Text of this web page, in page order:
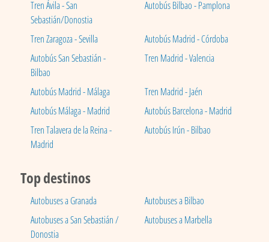
Tren Ávila - San
Sebastián/Donostia
Autobús Bilbao - Pamplona
Tren Zaragoza - Sevilla
Autobús Madrid - Córdoba
Autobús San Sebastián -
Bilbao
Tren Madrid - Valencia
Autobús Madrid - Málaga
Tren Madrid - Jaén
Autobús Málaga - Madrid
Autobús Barcelona - Madrid
Tren Talavera de la Reina -
Madrid
Autobús Irún - Bilbao
Top destinos
Autobuses a Granada
Autobuses a Bilbao
Autobuses a San Sebastián /
Donostia
Autobuses a Marbella